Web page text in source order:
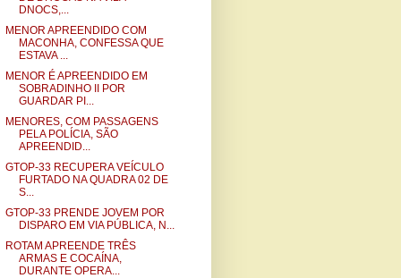
DNOCS,...
MENOR APREENDIDO COM
MACONHA, CONFESSA QUE
ESTAVA ...
MENOR É APREENDIDO EM
SOBRADINHO II POR
GUARDAR PI...
MENORES, COM PASSAGENS
PELA POLÍCIA, SÃO
APREENDID...
GTOP-33 RECUPERA VEÍCULO
FURTADO NA QUADRA 02 DE
S...
GTOP-33 PRENDE JOVEM POR
DISPARO EM VIA PÚBLICA, N...
ROTAM APREENDE TRÊS
ARMAS E COCAÍNA,
DURANTE OPERA...